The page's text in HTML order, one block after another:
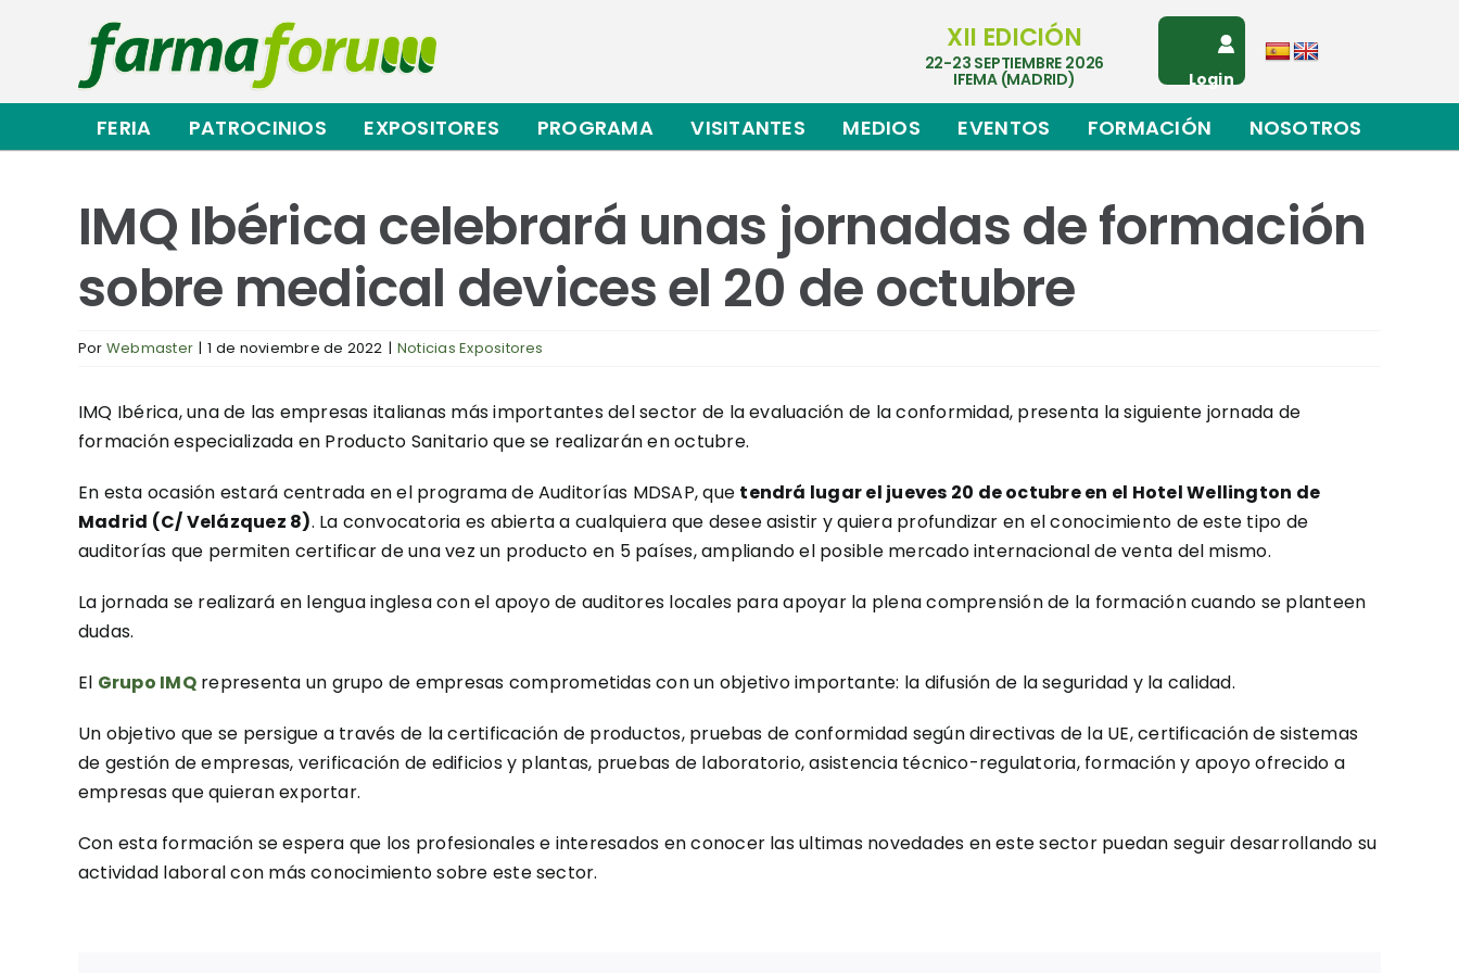
contenido
XII EDICIÓN
22-23 SEPTIEMBRE 2026
IFEMA (MADRID) Login
FERIA PATROCINIOS EXPOSITORES PROGRAMA VISITANTES MEDIOS EVENTOS FORMACIÓN NOSOTROS
IMQ Ibérica celebrará unas jornadas de formación
sobre medical devices el 20 de octubre
Por Webmaster | 1 de noviembre de 2022 | Noticias Expositores
IMQ Ibérica, una de las empresas italianas más importantes del sector de la evaluación de la conformidad, presenta la siguiente jornada de
formación especializada en Producto Sanitario que se realizarán en octubre.
En esta ocasión estará centrada en el programa de Auditorías MDSAP, que tendrá lugar el jueves 20 de octubre en el Hotel Wellington de
Madrid (C/ Velázquez 8). La convocatoria es abierta a cualquiera que desee asistir y quiera profundizar en el conocimiento de este tipo de
auditorías que permiten certificar de una vez un producto en 5 países, ampliando el posible mercado internacional de venta del mismo.
La jornada se realizará en lengua inglesa con el apoyo de auditores locales para apoyar la plena comprensión de la formación cuando se planteen
dudas.
El Grupo IMQrepresenta un grupo de empresas comprometidas con un objetivo importante: la difusión de la seguridad y la calidad.
Un objetivo que se persigue a través de la certificación de productos, pruebas de conformidad según directivas de la UE, certificación de sistemas
de gestión de empresas, verificación de edificios y plantas, pruebas de laboratorio, asistencia técnico-regulatoria, formación y apoyo ofrecido a
empresas que quieran exportar.
Con esta formación se espera que los profesionales e interesados en conocer las ultimas novedades en este sector puedan seguir desarrollando su
actividad laboral con más conocimiento sobre este sector.